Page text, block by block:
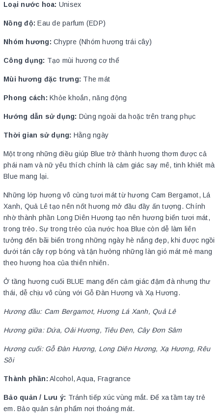
Loại nước hoa: Unisex
Nồng độ:Eau de parfum (EDP)
Nhóm hương: Chypre (Nhóm hương trái cây)
Công dụng: Tạo mùi hương cơ thể
Mùi hương đặc trưng: The mát
Phong cách: Khỏe khoắn, năng động
Hướng dẫn sử dụng: Dùng ngoài da hoặc trên trang phục
Thời gian sử dụng: Hằng ngày
Một trong những điều giúp Blue trở thành hương thơm được cả
phái nam và nữ yêu thích chính là cảm giác say mê, tinh khiết mà
Blue mang lại.
Những lớp hương vô cùng tươi mát từ hương Cam Bergamot, Lá
Xanh, Quả Lê tạo nên nốt hương mở đầu đầy ấn tượng. Chính
nhờ thành phần Long Diên Hương tạo nên hương biển tươi mát,
trong trẻo. Sự trong trẻo của nước hoa Blue còn dễ làm liên
tưởng đến bãi biển trong những ngày hè nắng đẹp, khi được ngồi
dưới tán cây rợp bóng và tận hưởng những làn gió mát mẻ mang
theo hương hoa của thiên nhiên.
Ở tầng hương cuối BLUE mang đến cảm giác đậm đà nhưng thư
thái, dễ chịu vô cùng với Gỗ Đàn Hương và Xạ Hương.
Hương đầu: Cam Bergamot, Hương Lá Xanh, Quả Lê
Hương giữa: Dứa, Oải Hương, Tiêu Đen, Cây Đơn Sâm
Hương cuối: Gỗ Đàn Hương, Long Diên Hương, Xạ Hương, Rêu
Sồi
Thành phần: Alcohol, Aqua, Fragrance
Bảo quản / Lưu ý: Tránh tiếp xúc vùng mắt. Để xa tầm tay trẻ
em. Bảo quản sản phẩm nơi thoáng mát.